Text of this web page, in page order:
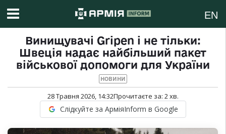
EN
Винищувачі Gripen і не тільки:
Швеція надає найбільший пакет
військової допомоги для України
НОВИНИ
28 Травня 2026, 14:32Прочитаєте за: 2хв.
Слідкуйте за АрміяInform в Google